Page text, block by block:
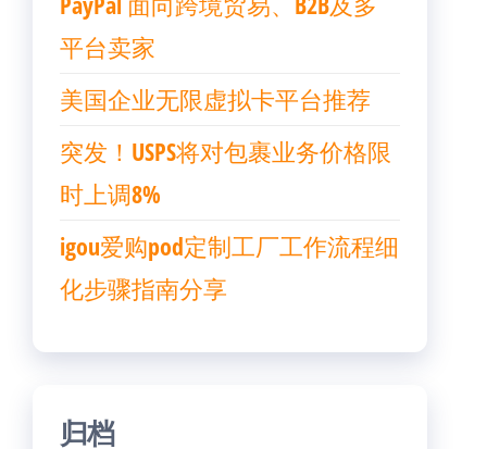
平台卖家
美国企业无限虚拟卡平台推荐
突发！USPS将对包裹业务价格限
时上调8%
igou爱购pod定制工厂工作流程细
化步骤指南分享
归档